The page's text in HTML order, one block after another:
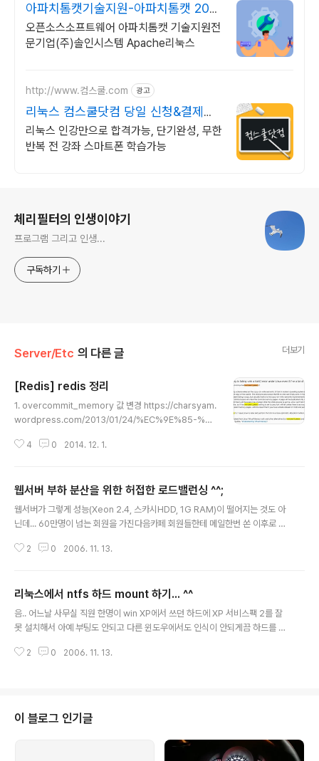
아파치톰캣기술지원-아파치톰캣 20년
이상 기술지원 노하우
오픈소스소프트웨어 아파치톰캣 기술지원전
문기업(주)솔인시스템 Apache리눅스
http://www.컴스쿨.com 광고
리눅스 컴스쿨닷컴 당일 신청&결제시
기프티콘!
리눅스 인강만으로 합격가능, 단기완성, 무한
반복 전 강좌 스마트폰 학습가능
체리필터의 인생이야기
프로그램 그리고 인생...
구독하기
Server/Etc 의 다른 글 더보기
[Redis] redis 정리
1. overcommit_memory 값 변경 https://charsyam.
wordpress.com/2013/01/24/%EC%9E%85-%E
_memory-%EC%9D%84-%EC%95%84%EC%8
어디에 셋팅되어 있고, 어떻게 변경하는 것인지 궁금해서
구글링.아래와 같은 포스트 찾음. http://redis.io/topic
s/faq 현재 셋팅 된 값은 /proc/sys/vm/overcommit_
팅은 /etc/sysctl.conf 안에 v..
4 0 2014. 12. 1.
웹서버 부하 분산을 위한 허접한 로드밸런싱 ^^;
웹서버가 그렇게 성능(Xeon 2.4, 스카시HDD, 1G RAM)이 떨어지는 것도 아
닌데... 60만명이 넘는 회원을 가진다음카페 회원들한테 메일한번 쏜 이후로 엄
이 로드밸런싱인데... 허접한 제 실력에 로드밸런싱이란 것은 하기 힘든 작업이
게 해야 할 지 난감하더군요..^^ 어째든 맨땅에 헤딩은 그렇게 시작이 되었습니
다.^^ 여기서 많은 분들께 질문도 하고... 여기 저기 문서도 많이 찾아 봤습니다.
^^ 아직 완벽하지는 않은 듯 하니... 참고로 보시고.. 물론 ..
2 0 2006. 11. 13.
리눅스에서 ntfs 하드 mount 하기... ^^
음.. 어느날 사무실 직원 한명이 win XP에서 쓰던 하드에 XP 서비스팩 2를 잘
못 설치해서 아예 부팅도 안되고 다른 윈도우에서도 인식이 안되게끔 하드를 망
래... 그냥 마운트 시키면 될 줄 알고 마운트를 시도 했죠. 그랬더니.. -.-;; 커널에
다. 1. 자신의 커널 버전을 확인 uname -r 2. cpu 타입 확인 rpm -q --quer
yformat "%{AR..
2 0 2006. 11. 13.
이 블로그 인기글